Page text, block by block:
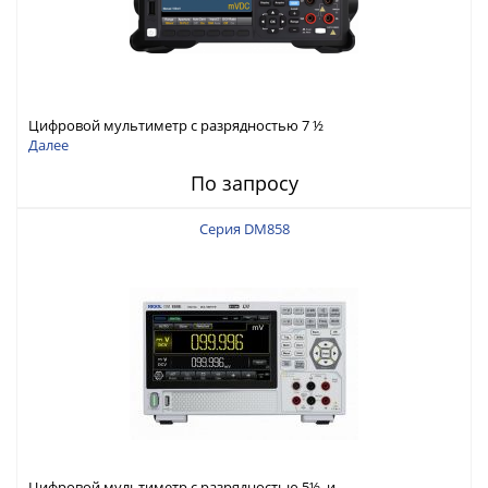
Цифровой мультиметр с разрядностью 7 ½
Далее
По запросу
Серия DM858